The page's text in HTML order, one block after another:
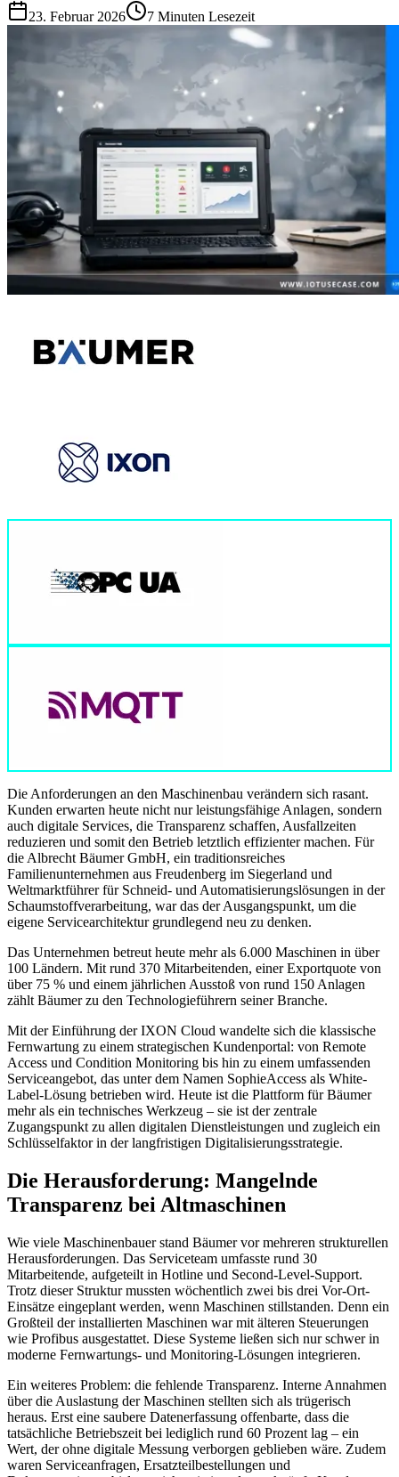
23. Februar 2026
7 Minuten Lesezeit
Die Anforderungen an den Maschinenbau verändern sich rasant.
Kunden erwarten heute nicht nur leistungsfähige Anlagen, sondern
auch digitale Services, die Transparenz schaffen, Ausfallzeiten
reduzieren und somit den Betrieb letztlich effizienter machen. Für
die Albrecht Bäumer GmbH, ein traditionsreiches
Familienunternehmen aus Freudenberg im Siegerland und
Weltmarktführer für Schneid- und Automatisierungslösungen in der
Schaumstoffverarbeitung, war das der Ausgangspunkt, um die
eigene Servicearchitektur grundlegend neu zu denken.
Das Unternehmen betreut heute mehr als 6.000 Maschinen in über
100 Ländern. Mit rund 370 Mitarbeitenden, einer Exportquote von
über 75 % und einem jährlichen Ausstoß von rund 150 Anlagen
zählt Bäumer zu den Technologieführern seiner Branche.
Mit der Einführung der IXON Cloud wandelte sich die klassische
Fernwartung zu einem strategischen Kundenportal: von Remote
Access und Condition Monitoring bis hin zu einem umfassenden
Serviceangebot, das unter dem Namen SophieAccess als White-
Label-Lösung betrieben wird. Heute ist die Plattform für Bäumer
mehr als ein technisches Werkzeug – sie ist der zentrale
Zugangspunkt zu allen digitalen Dienstleistungen und zugleich ein
Schlüsselfaktor in der langfristigen Digitalisierungsstrategie.
Die Herausforderung: Mangelnde
Transparenz bei Altmaschinen
Wie viele Maschinenbauer stand Bäumer vor mehreren strukturellen
Herausforderungen. Das Serviceteam umfasste rund 30
Mitarbeitende, aufgeteilt in Hotline und Second-Level-Support.
Trotz dieser Struktur mussten wöchentlich zwei bis drei Vor-Ort-
Einsätze eingeplant werden, wenn Maschinen stillstanden. Denn ein
Großteil der installierten Maschinen war mit älteren Steuerungen
wie Profibus ausgestattet. Diese Systeme ließen sich nur schwer in
moderne Fernwartungs- und Monitoring-Lösungen integrieren.
Ein weiteres Problem: die fehlende Transparenz. Interne Annahmen
über die Auslastung der Maschinen stellten sich als trügerisch
heraus. Erst eine saubere Datenerfassung offenbarte, dass die
tatsächliche Betriebszeit bei lediglich rund 60 Prozent lag – ein
Wert, der ohne digitale Messung verborgen geblieben wäre. Zudem
waren Serviceanfragen, Ersatzteilbestellungen und